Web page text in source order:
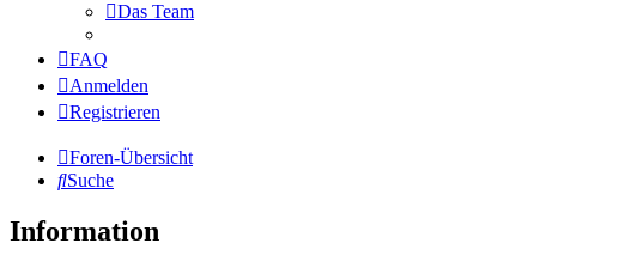
Das Team
FAQ
Anmelden
Registrieren
Foren-Übersicht
Suche
Information